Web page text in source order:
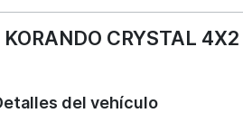
CRYSTAL 4X2
del vehículo